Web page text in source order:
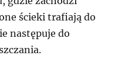
ścieki trafiają do
następuje do